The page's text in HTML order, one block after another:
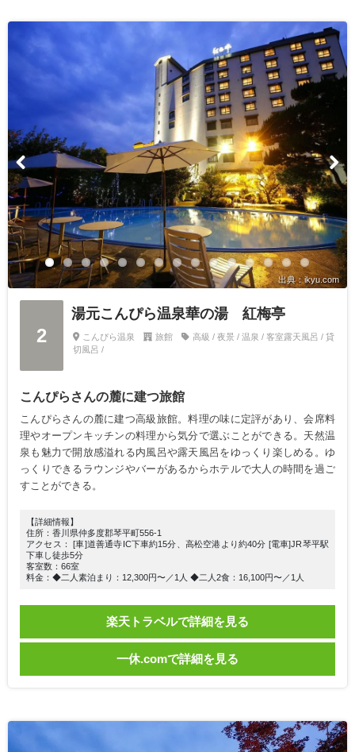
出典：ikyu.com
2
湯元こんぴら温泉華の湯 紅梅亭
こんぴら温泉 旅館
高級 / 夜景 / 温泉 / 客室露天風呂 / 貸
切風呂 /
こんぴらさんの麓に建つ旅館
こんぴらさんの麓に建つ高級旅館。料理の味に定評があり、会席料
理やオープンキッチンの料理から気分で選ぶことができる。天然温
泉も魅力で開放感溢れる内風呂や露天風呂をゆっくり楽しめる。ゆ
っくりできるラウンジやバーがあるからホテルで大人の時間を過ご
すことができる。
【詳細情報】
住所：香川県仲多度郡琴平町556-1
アクセス： [車]道善通寺IC下車約15分、高松空港より約40分 [電車]JR琴平駅
下車し徒歩5分
客室数：66室
料金：◆二人素泊まり：12,300円〜／1人 ◆二人2食：16,100円〜／1人
楽天トラベルで詳細を見る
一休.comで詳細を見る